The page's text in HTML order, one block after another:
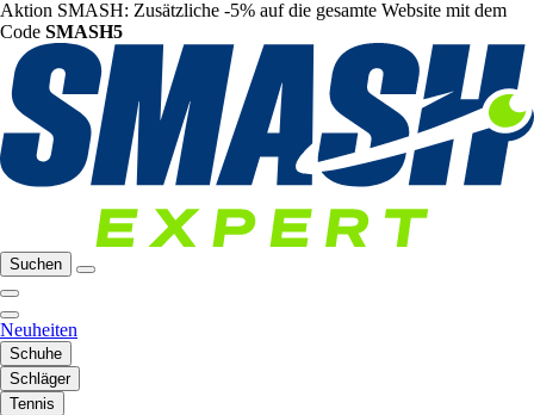
Aktion SMASH: Zusätzliche -5% auf die gesamte Website mit dem
Code SMASH5
Suchen
Neuheiten
Schuhe
Schläger
Tennis